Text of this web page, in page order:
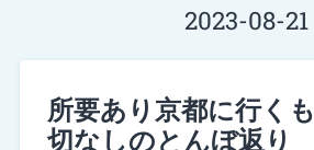
2023-08-21
所要あり京都に行く
切なしのとんぼ返り